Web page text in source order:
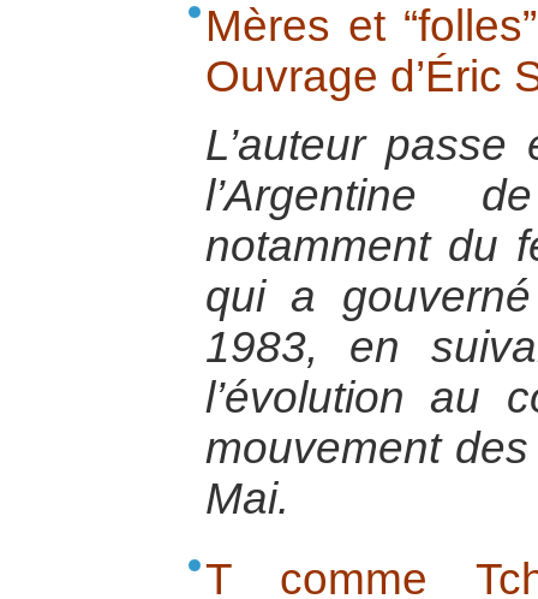
Mères et
Ouvrage d’Éric
L’auteur passe
l’Argentine
notamment du
qui a
1983, en
l’évolution au
mouvement
Mai.
T comme